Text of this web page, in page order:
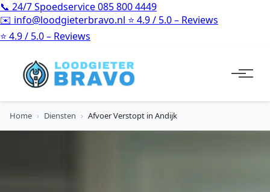
📞 24/7 Spoedservice085 800 4449
✉️ info@loodgieterbravo.nl ⭐ 4.9 / 5.0 – Reviews
⭐ 4.9 / 5.0 – Reviews
Home › Diensten › Afvoer Verstopt in Andijk